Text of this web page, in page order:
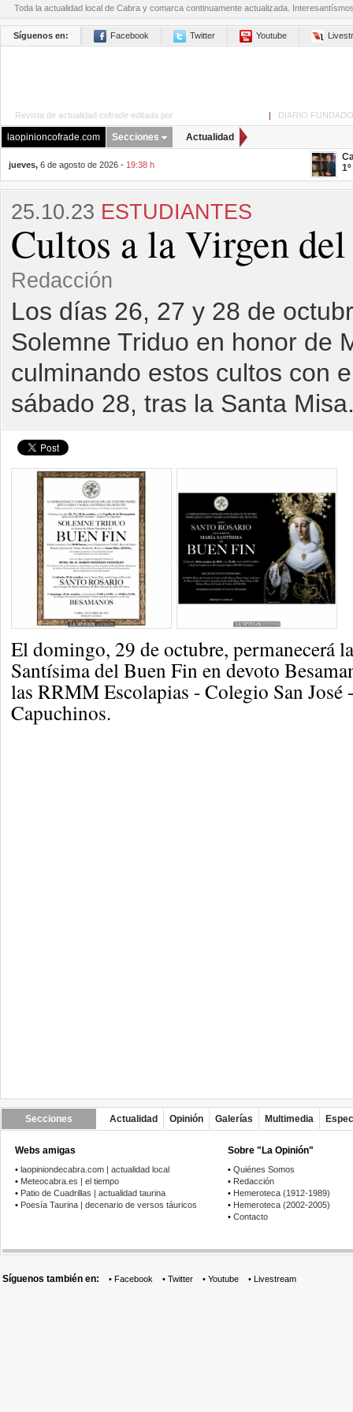
Toda la actualidad local de Cabra y comarca continuamente actualizada.
Síguenos en: Facebook Twitter Youtube
Revista de actualidad cofrade editada por | DIARIO
laopinioncofrade.com Secciones Actualidad
jueves, 6 de agosto de 2026 - 19:38 h
25.10.23 ESTUDIANTES
Cultos a la Virgen
Redacción
Los días 26, 27 y 28 de
Solemne Triduo en honor de
culminando estos cultos con
sábado 28, tras la Santa
El domingo, 29 de octubre, permanecerá
Santísima del Buen Fin en devoto
las RRMM Escolapias - Colegio San José
Capuchinos.
Secciones Actualidad Opinión Galerías Multimedia
Webs amigas
• laopiniondecabra.com | actualidad local
• Meteocabra.es | el tiempo
• Patio de Cuadrillas | actualidad taurina
• Poesía Taurina | decenario de versos táuricos
Sobre "La Opinión"
• Quiénes Somos
• Redacción
• Hemeroteca (1912-1989)
• Hemeroteca (2002-2005)
• Contacto
Síguenos también en: • Facebook • Twitter • Youtube • Livestream